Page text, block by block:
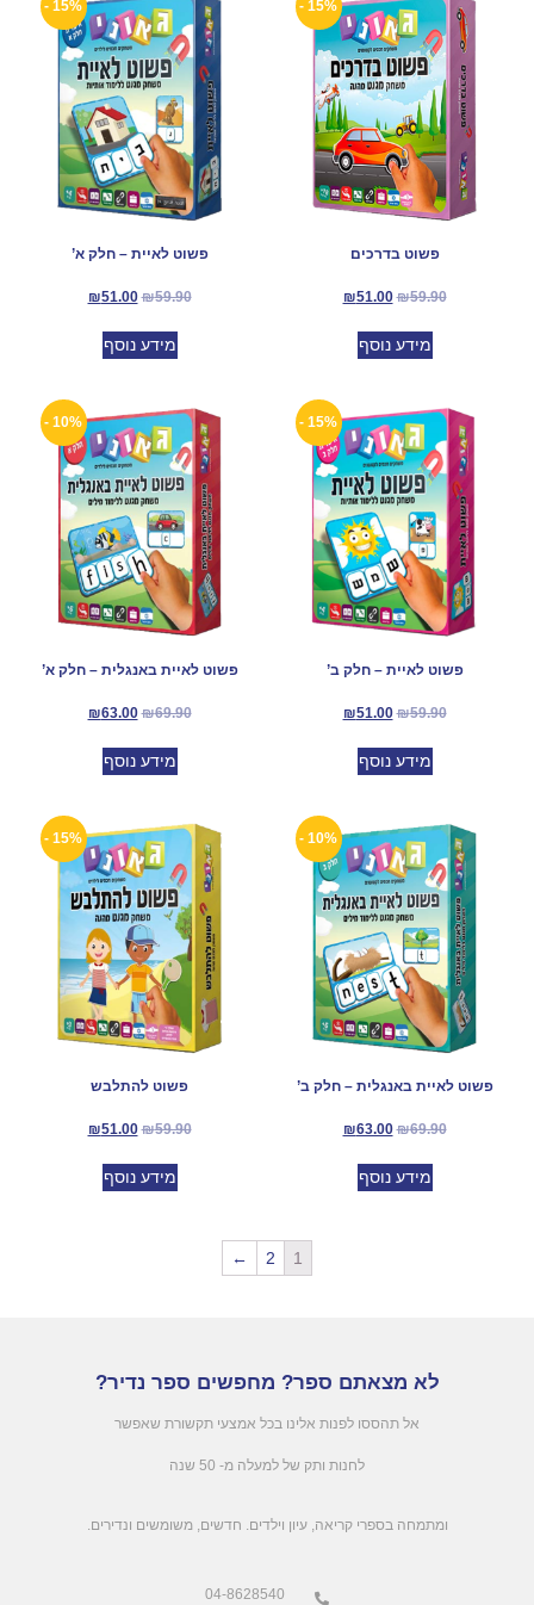
15% -
פשוט בדרכים
₪59.90
₪51.00
מידע נוסף
15% -
פשוט לאיית – חלק א’
₪59.90
₪51.00
מידע נוסף
15% -
פשוט לאיית – חלק ב’
₪59.90
₪51.00
מידע נוסף
10% -
פשוט לאיית באנגלית – חלק א’
₪69.90
₪63.00
מידע נוסף
10% -
פשוט לאיית באנגלית – חלק ב’
₪69.90
₪63.00
מידע נוסף
15% -
פשוט להתלבש
₪59.90
₪51.00
מידע נוסף
1
2
←
לא מצאתם ספר? מחפשים ספר נדיר?
אל תהססו לפנות אלינו בכל אמצעי תקשורת שאפשר
לחנות ותק של למעלה מ- 50 שנה
.ומתמחה בספרי קריאה, עיון וילדים. חדשים, משומשים ונדירים
04-8628540